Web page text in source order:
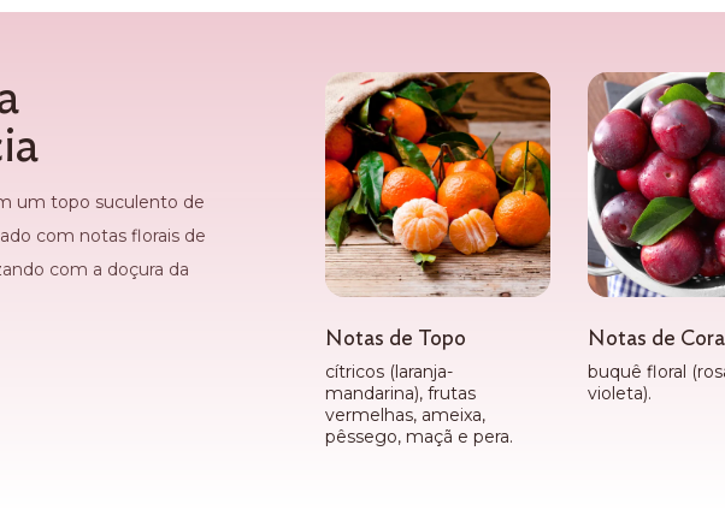
um topo suculento de
com notas florais de
com a doçura da
Notas de Topo
cítricos (laranja-
mandarina), frutas
vermelhas, ameixa,
pêssego, maçã e pera.
Notas de
buquê floral
violeta).